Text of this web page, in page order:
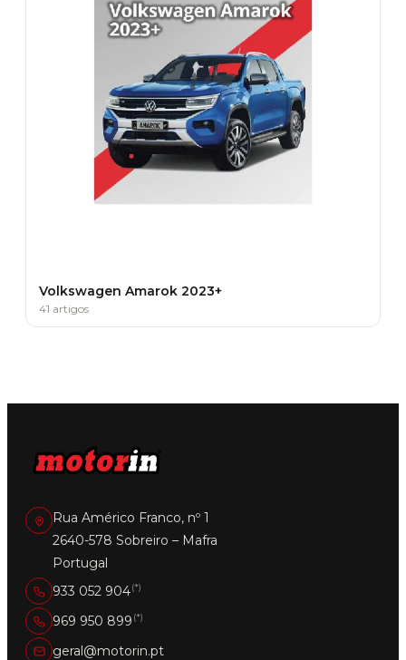
Volkswagen Amarok 2023+
41 artigos
Rua Américo Franco, nº 1
2640-578 Sobreiro – Mafra
Portugal
933 052 904(*)
969 950 899 (*)
geral@motorin.pt